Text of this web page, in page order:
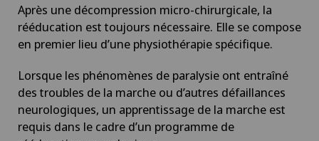
Désir d’enfant
Diabétologie
DIAfit – Programme Diabète
Après une décompression micro-chirurgicale, la
rééducation est toujours nécessaire. Elle se compose
en premier lieu d’une physiothérapie spécifique.
Lorsque les phénomènes de paralysie ont entraîné
des troubles de la marche ou d’autres défaillances
neurologiques, un apprentissage de la marche est
requis dans le cadre d’un programme de